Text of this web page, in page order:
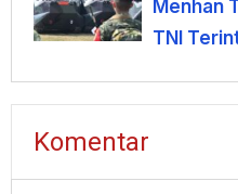
Menhan
TNI
Komentar